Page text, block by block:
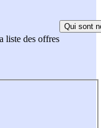
liste des offres
Qui sont